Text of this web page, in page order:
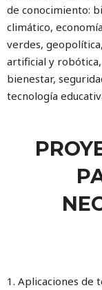
de conocimiento:
climático,
verdes,
artificial y
bienestar,
tecnología
1. Aplicaciones de